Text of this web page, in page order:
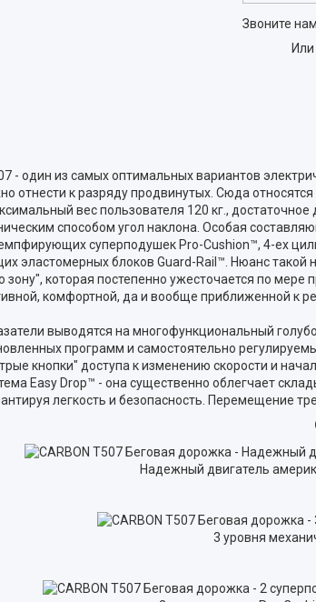
Звоните
- один из самых оптимальных вариантов
отнести к разряду продвинутых. Сюда
вес пользователя 120 кг.,
способом угол наклона. Особая
суперподушек Pro-Cushion™, 4-ех
эластомерных блоков Guard-Rail™. Нюанс такой
которая постепенно ужесточается по
комфортной, да и вообще приближенной к
выводятся на многофункциональный
программ и самостоятельно
кнопки" доступа к изменению скорости и
Easy Drop™ - она существенно облегчает
легкость и безопасность. Перемещение
Надежный двигатель
3 уровня